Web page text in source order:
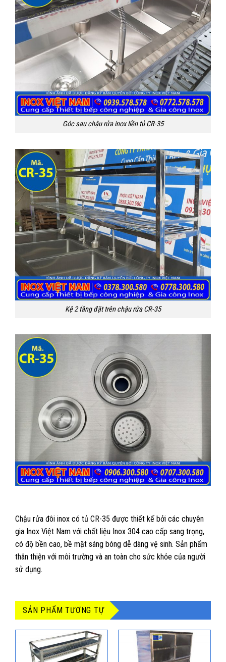
Góc sau chậu rửa inox liền tủ CR-35
Kệ 2 tầng đặt trên chậu rửa CR-35
Chậu rửa đôi inox có tủ CR-35 được thiết kế bởi các chuyên
gia Inox Việt Nam với chất liệu Inox 304 cao cấp sang trọng,
có độ bền cao, bề mặt sáng bóng dễ dàng vệ sinh. Sản phẩm
thân thiện với môi trường và an toàn cho sức khỏe của người
sử dụng.
SẢN PHẨM TƯƠNG TỰ